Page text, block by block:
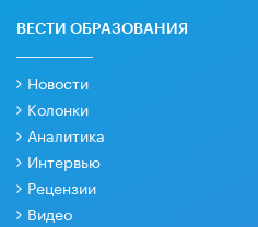
ВЕСТИ ОБРАЗОВАНИЯ
Новости
Колонки
Аналитика
Интервью
Рецензии
Видео